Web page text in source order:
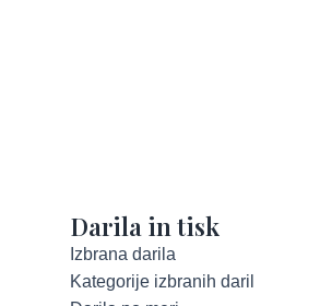
Darila in tisk
Izbrana darila
Kategorije izbranih daril